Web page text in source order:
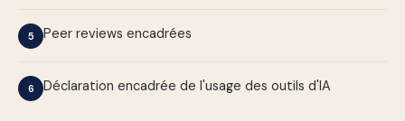
5 Peer reviews encadrées
6 Déclaration encadrée de l'usage des outils d'IA